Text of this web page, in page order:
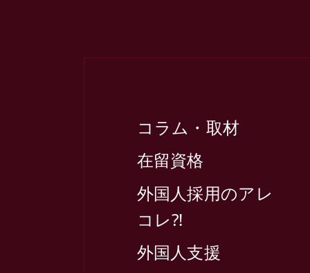
コラム・取材
在留資格
外国人採用のアレ
コレ⁈
外国人支援